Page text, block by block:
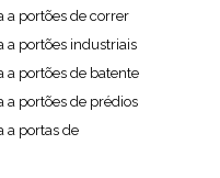
a portões de correr
a portões industriais
a portões de batente
a portões de prédios
a portas de